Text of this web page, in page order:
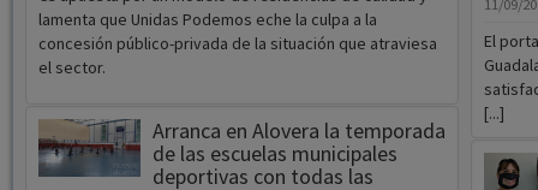
lamenta que Unidas Podemos eche la culpa a la
concesión público-privada de la situación que atraviesa
el sector.
Arranca en Alovera la temporada
de las escuelas municipales
deportivas con todas las
11/09/
El
[...]